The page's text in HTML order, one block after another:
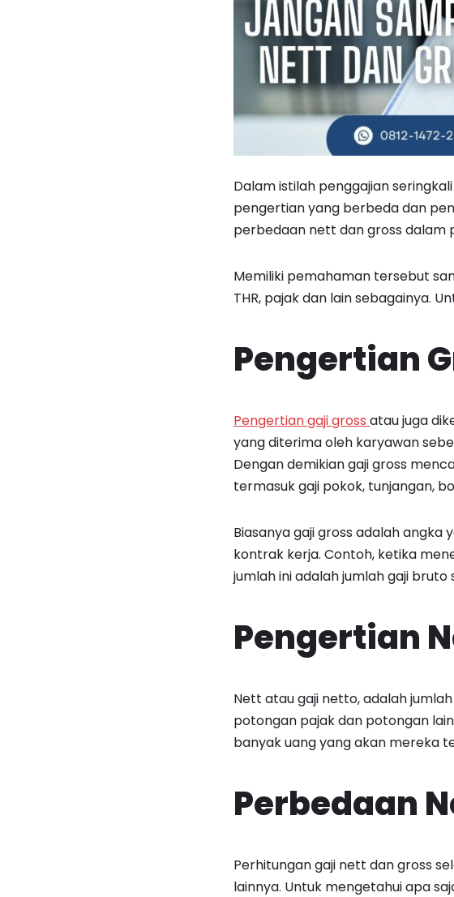
Dalam istilah penggajian
pengertian yang berbeda dan
perbedaan nett dan gross dalam
Memiliki pemahaman tersebut
THR, pajak dan lain sebagainya.
Pengertian
Pengertian gaji gross atau juga
yang diterima oleh karyawan
Dengan demikian gaji gross
termasuk gaji pokok, tunjangan,
Biasanya gaji gross adalah
kontrak kerja. Contoh, ketika
jumlah ini adalah jumlah gaji
Pengertian
Nett atau gaji netto, adalah
potongan pajak dan potongan
banyak uang yang akan mereka
Perbedaan
Perhitungan gaji nett dan gross
lainnya. Untuk mengetahui apa